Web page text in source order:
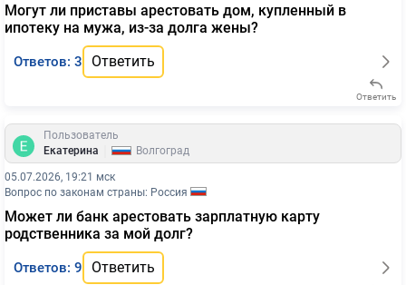
Могут ли приставы арестовать дом, купленный в
ипотеку на мужа, из-за долга жены?
Ответов: 3 Ответить
Ответить
Пользователь
Екатерина
Волгоград
05.07.2026, 19:21 мск
Вопрос по законам страны: Россия
Может ли банк арестовать зарплатную карту
родственника за мой долг?
Ответов: 9 Ответить